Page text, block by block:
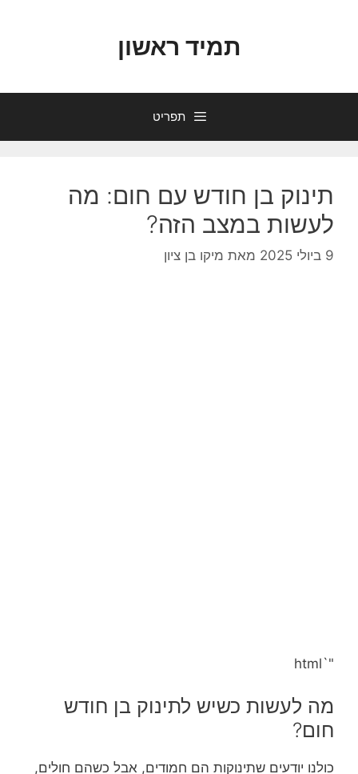
תמיד ראשון
תפריט
תינוק בן חודש עם חום: מה
לעשות במצב הזה?
9 ביולי 2025 מאת מיקו בן ציון
"`html
מה לעשות כשיש לתינוק בן חודש
חום?
כולנו יודעים שתינוקות הם חמודים, אבל כשהם חולים,